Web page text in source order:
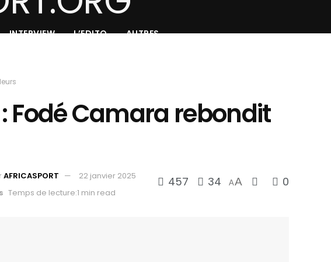
INTERVIEW L’EDITO AUTRES
Fodé Camara rebondit
AFRICASPORT
22 janvier 2025
Temps de lecture:1 min read
457 34 AA 0